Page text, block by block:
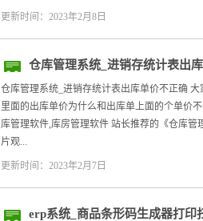
更新时间：2023年2月8日
仓库管理系统_进销存统计表出
仓库管理系统_进销存统计表出库单价不正确
里面的出库单价为什么和出库单上面的个单价
库管理软件,库房管理软件 站长推荐的《仓库
片观...
更新时间：2023年2月7日
erp系统_商品条形码生成器打印